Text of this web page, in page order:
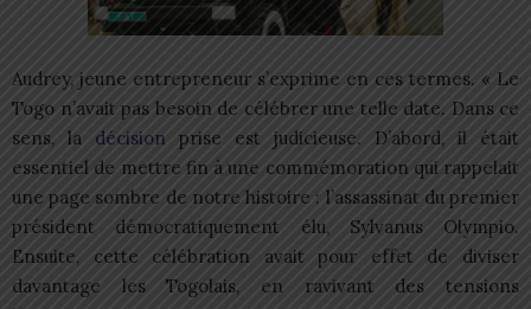
Audrey, jeune entrepreneur s’exprime en ces termes. « Le
Togo n’avait pas besoin de célébrer une telle date. Dans ce
sens, la décision prise est judicieuse. D’abord, il était
essentiel de mettre fin à une commémoration qui rappelait
une page sombre de notre histoire : l’assassinat du premier
président démocratiquement élu, Sylvanus Olympio.
Ensuite, cette célébration avait pour effet de diviser
davantage les Togolais, en ravivant des tensions